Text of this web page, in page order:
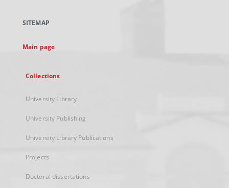
new
SITEMAP
Main page
Collections
University Library
University Publishing
University Library Publications
Projects
Doctoral dissertations